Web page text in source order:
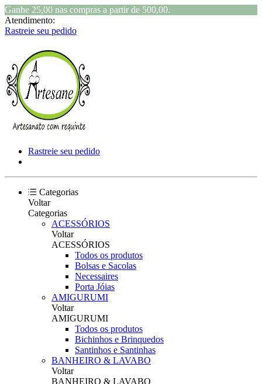
Ganhe 25,00 nas compras a partir de 500,00.
Atendimento:
Rastreie seu pedido
Rastreie seu pedido
Categorias
Voltar
Categorias
ACESSÓRIOS
Voltar
ACESSÓRIOS
Todos os produtos
Bolsas e Sacolas
Necessaires
Porta Jóias
AMIGURUMI
Voltar
AMIGURUMI
Todos os produtos
Bichinhos e Brinquedos
Santinhos e Santinhas
BANHEIRO & LAVABO
Voltar
BANHEIRO & LAVABO